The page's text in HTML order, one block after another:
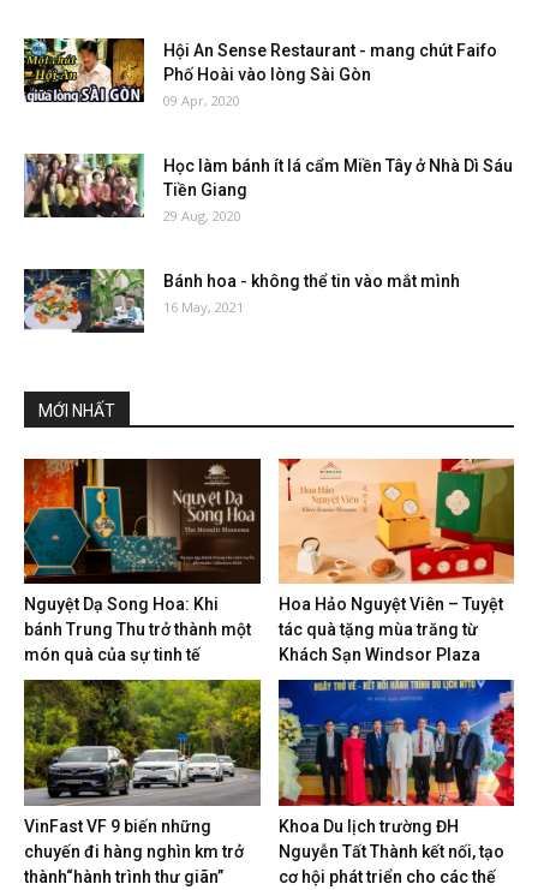
Hội An Sense Restaurant - mang chút Faifo
Phố Hoài vào lòng Sài Gòn
09 Apr, 2020
Học làm bánh ít lá cẩm Miền Tây ở Nhà Dì Sáu
Tiền Giang
29 Aug, 2020
Bánh hoa - không thể tin vào mắt mình
16 May, 2021
MỚI NHẤT
Nguyệt Dạ Song Hoa: Khi
bánh Trung Thu trở thành một
món quà của sự tinh tế
Hoa Hảo Nguyệt Viên – Tuyệt
tác quà tặng mùa trăng từ
Khách Sạn Windsor Plaza
VinFast VF 9 biến những
chuyến đi hàng nghìn km trở
thành“hành trình thư giãn”
Khoa Du lịch trường ĐH
Nguyễn Tất Thành kết nối, tạo
cơ hội phát triển cho các thế